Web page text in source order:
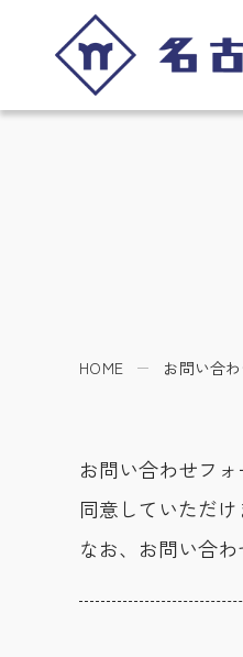
HOME お問い合
お問い合わせフ
同意していただ
なお、お問い合